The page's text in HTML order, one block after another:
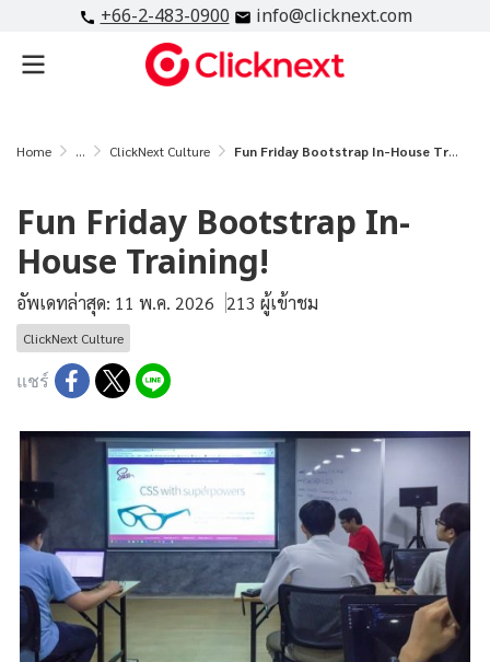
+66-2-483-0900 info@clicknext.com
Home ... ClickNext Culture Fun Friday Bootstrap In-House Training!
Fun Friday Bootstrap In-
House Training!
อัพเดทล่าสุด: 11 พ.ค. 2026 213 ผู้เข้าชม
ClickNext Culture
แชร์